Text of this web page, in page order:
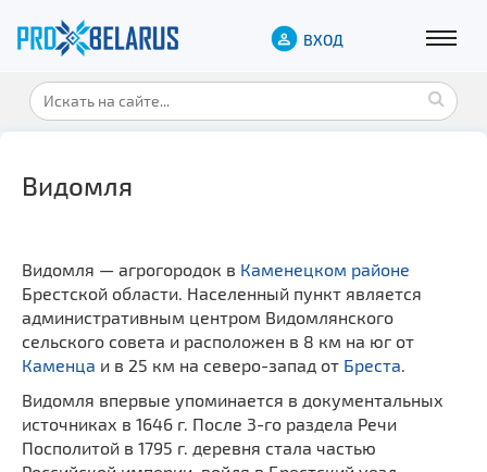
ВХОД
Видомля
Видомля — агрогородок в Каменецком районе
Брестской области. Населенный пункт является
административным центром Видомлянского
сельского совета и расположен в 8 км на юг от
Каменца и в 25 км на северо-запад от Бреста
Видомля впервые упоминается в документальных
источниках в 1646 г. После 3-го раздела Речи
Посполитой в 1795 г. деревня стала частью